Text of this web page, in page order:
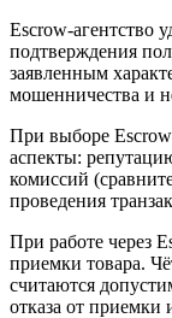
Escrow-агентство
подтверждения
заявленным
мошенничества и
При выборе
аспекты:
комиссий
проведения
При работе через
приемки товара.
считаются
отказа от приемки